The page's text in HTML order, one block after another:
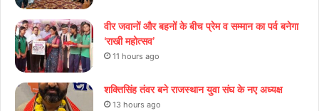
वीर जवानों और बहनों के बीच प्रेम व सम्मान का पर्व बनेगा
‘राखी महोत्सव’
11 hours ago
शक्तिसिंह तंवर बने राजस्थान युवा संघ के नए अध्यक्ष
13 hours ago